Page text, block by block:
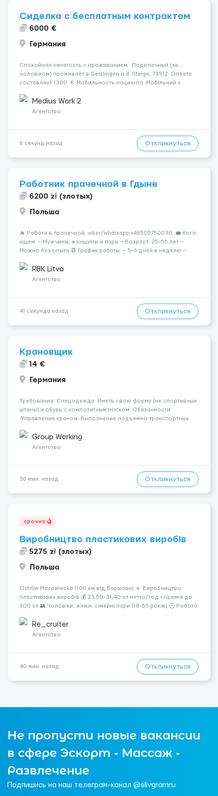
Сиделка с бесплатным контрактом
6000 €
Германия
Спокойная занятость с проживанием Подопечный (за
чоловіком) проживает в Geislingen a.d. Steige, 73312. Оплата
составляет 1300 €. Мобильность пациента: Мобільний з
ясному розумі. Ночью: Спить не прокидаючись. ...
Medius Work 2
Агентство
6 секунд назад Откликнуться
Работник прачечной в Гдыне
6200 zł (злотых)
Польша
🔥 Работа в прачечной, viber/whatsapp +48505750030; 💼 Кого
ищем: — Мужчины, женщины и пары — Возраст: 25–55 лет —
Можно без опыта 📆 График работы: — 5–6 дней в неделю —
18:0...RBK Litva
Агентство
41 секунда назад Откликнуться
Крановщик
14 €
Германия
Требования: Спецодежда: Иметь свою форму (не спортивные
штаны) и обувь с композитным носком. Обязанности:
-Управление краном -Выполнение подъемно-транспортных
инструкций по безопасности. -Опыт управления различными
типами кранов (моб...
Group Working
Агентство
36 мин. назад Откликнуться
срочно
Виробництво пластикових виробів
5275 zł (злотых)
Польша
Ostrów Mazowiecka (100 км від Варшави) 🔹 Виробництво
пластикових виробів 💰 23,50–31,40 зл нетто/год + премія до
300 зл 👥 Чоловіки, жінки, сімейні пари (18–55 років) 🕒 Робота
житло — 400 зл. 📦 Обов...
Re_cruiter
Агентство
40 мин. назад Откликнуться
Не пропусти новые вакансии
в сфере Эскорт - Массаж -
Развлечение
Подпишись на наш телеграм-канал @slivgramru